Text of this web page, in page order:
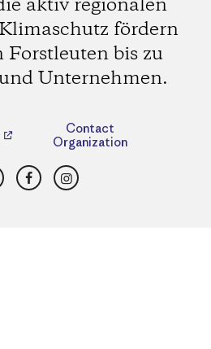
aktiv regionalen
fördern
Forstleuten bis zu
Unternehmen.
Contact
Organization
FacebookInstagram